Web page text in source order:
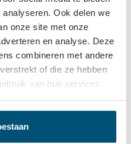
Ook delen we
onze site met onze
en analyse. Deze
combineren met andere
of die ze hebben
van hun services.
16 mm 18 mm
Bestellen